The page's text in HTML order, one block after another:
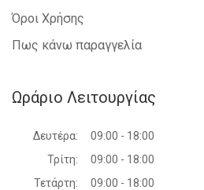
Όροι Χρήσης
Πως κάνω παραγγελία
Ωράριο Λειτουργίας
Δευτέρα:
09:00 - 18:00
Τρίτη:
09:00 - 18:00
Τετάρτη:
09:00 - 18:00